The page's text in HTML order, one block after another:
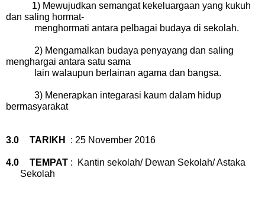
1) Mewujudkan semangat kekeluargaan yang kukuh
dan saling hormat-
menghormati antara pelbagai budaya di sekolah.
2) Mengamalkan budaya penyayang dan saling
menghargai antara satu sama
lain walaupun berlainan agama dan bangsa.
3) Menerapkan integarasi kaum dalam hidup
bermasyarakat
3.0 TARIKH : 25 November 2016
4.0 TEMPAT : Kantin sekolah/ Dewan Sekolah/ Astaka
Sekolah